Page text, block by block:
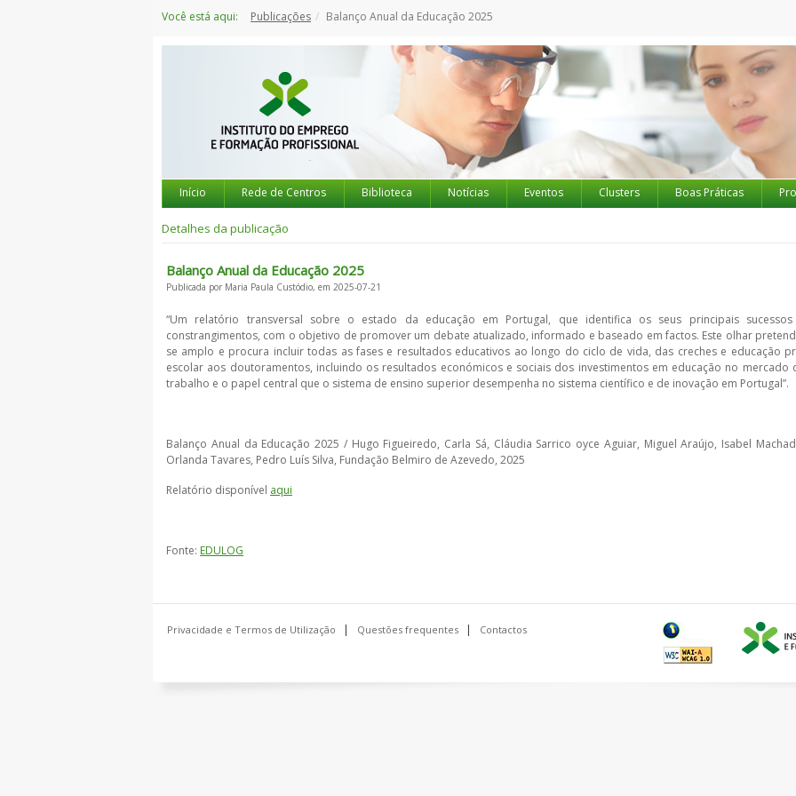
para
Você está aqui: Publicações Balanço Anual da Educação 2025
Início Rede de Centros Biblioteca Notícias Eventos Clusters Boas Práticas
Detalhes da publicação
Balanço Anual da Educação 2025
Publicada por Maria Paula Custódio, em 2025-07-21
“Um relatório transversal sobre o estado da educação em Portugal, que identifica os seus principais
constrangimentos, com o objetivo de promover um debate atualizado, informado e baseado em factos. Este olhar
se amplo e procura incluir todas as fases e resultados educativos ao longo do ciclo de vida, das creches e educação
escolar aos doutoramentos, incluindo os resultados económicos e sociais dos investimentos em educação no mercado
trabalho e o papel central que o sistema de ensino superior desempenha no sistema científico e de inovação em Portugal”.
Balanço Anual da Educação 2025 / Hugo Figueiredo, Carla Sá, Cláudia Sarrico oyce Aguiar, Miguel Araújo, Isabel
Orlanda Tavares, Pedro Luís Silva, Fundação Belmiro de Azevedo, 2025
Relatório disponível aqui
Fonte: EDULOG
Privacidade e Termos de Utilização Questões frequentes Contactos